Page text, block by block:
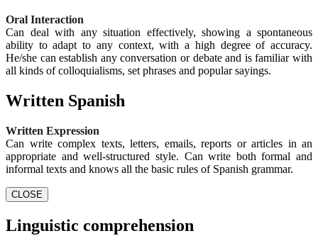
Oral Interaction
Can deal with any situation effectively, showing a spontaneous
ability to adapt to any context, with a high degree of accuracy.
He/she can establish any conversation or debate and is familiar with
all kinds of colloquialisms, set phrases and popular sayings.
Written Spanish
Written Expression
Can write complex texts, letters, emails, reports or articles in an
appropriate and well-structured style. Can write both formal and
informal texts and knows all the basic rules of Spanish grammar.
CLOSE
Linguistic comprehension